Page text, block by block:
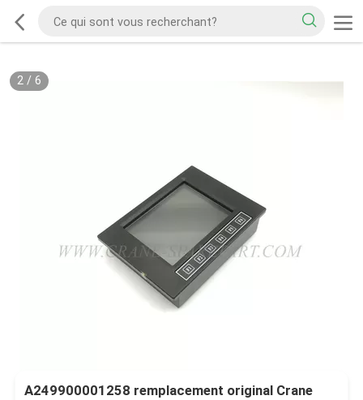
2/ 6
A249900001258 remplacement original Crane